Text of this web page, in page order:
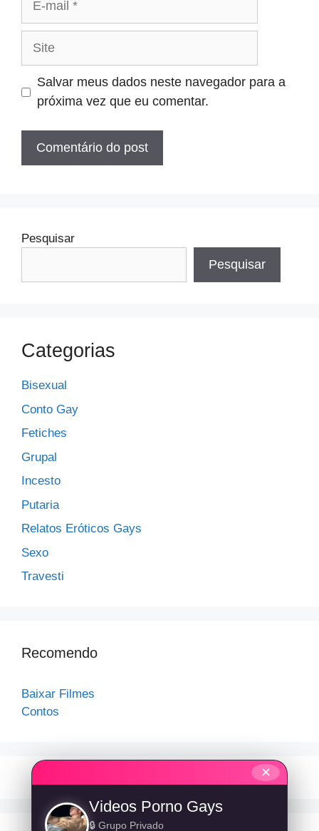
Site
Salvar meus dados neste navegador para a
próxima vez que eu comentar.
Pesquisar
Pesquisar
Categorias
Bisexual
Conto Gay
Fetiches
Grupal
Incesto
Putaria
Relatos Eróticos Gays
Sexo
Travesti
Recomendo
Baixar Filmes
Contos
✕
Videos Porno Gays
🔒 Grupo Privado